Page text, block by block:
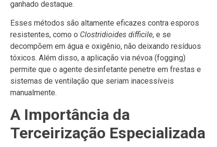
ganhado destaque.
Esses métodos são altamente eficazes contra esporos
resistentes, como o Clostridioides difficile, e se
decompõem em água e oxigênio, não deixando resíduos
tóxicos. Além disso, a aplicação via névoa (fogging)
permite que o agente desinfetante penetre em frestas e
sistemas de ventilação que seriam inacessíveis
manualmente.
A Importância da
Terceirização Especializada